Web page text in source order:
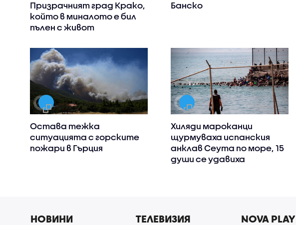
Призрачният град Крако,
който в миналото е бил
пълен с живот
Банско
Остава тежка
ситуацията с горските
пожари в Гърция
Хиляди мароканци
щурмуваха испанския
анклав Сеута по море, 15
души се удавиха
НОВИНИ ТЕЛЕВИЗИЯ NOVA PLAY